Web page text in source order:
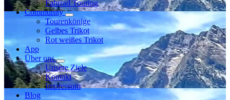
Fahrrad Touring
Community
Tourenkönige
Gelbes Trikot
Rot weißes Trikot
App
Über uns
Unsere Ziele
Kontakt
Impressum
Blog